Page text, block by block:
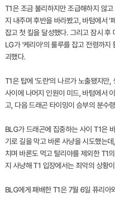
T1은 조금 불리하지만 조급해하지 않
지 내주며 후반을 바라봤고, 바텀에서 '
잡고 첫 킬을 달성했다. 그리고 잠시 후
LG가 '케리아'의 룰루를 잡고 전령까
괴했다.
T1은 탑에 '도란'의 나르가 노출됐지만,
사이에 나머지 인원이 미드, 바텀에서
고, 다음 드래곤 타이밍이 승부의 분수
BLG가 드래곤에 집중하는 사이 T1은
기로 길을 막고 바론 사냥을 시도했는
치며 바론도 먹고 탈리야를 제외한 T1
지 사냥해 T1 입장에서는 최악의 상황
BLG에게 패배한 T1은 7월 6일 퓨리아